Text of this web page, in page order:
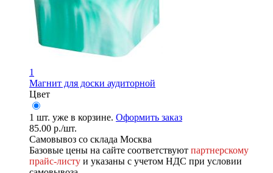
1
Магнит для доски аудиторной
Цвет
1 шт. уже в корзине. Оформить заказ
85.00 р./шт.
Самовывоз со склада Москва
Базовые цены на сайте соответствуют партнерскому
прайс-листу и указаны с учетом НДС при условии